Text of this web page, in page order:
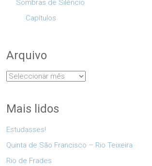
Sombras de Silêncio
Capítulos
Arquivo
Arquivo
Mais lidos
Estudasses!
Quinta de São Francisco – Rio Teixeira
Rio de Frades